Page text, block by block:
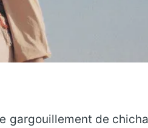
gargouillement de